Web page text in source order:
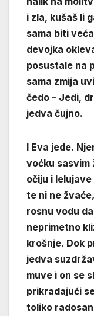
i zla, kušaš li
sama biti
devojka
posustale na
sama zmija
čedo – Jedi,
jedva čujno.
I Eva jede.
voćku sasvim
očiju i
te ni ne
rosnu vodu
neprimetno
krošnje. Dok
jedva
muve i on se
prikradajući
toliko